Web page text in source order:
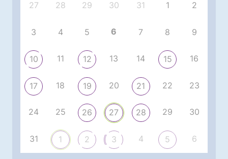
27 28 29 30 31 1 2
3 4 5 6 7 8 9
10 11 12 13 14 15 16
17 18 19 20 21 22 23
24 25 26 27 28 29 30
31 1 2 3 4 5 6